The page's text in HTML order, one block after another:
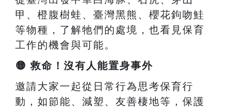
甲、橙腹樹蛙、臺灣黑熊、櫻花鉤吻鮭
等物種，了解牠們的處境，也看見保育
工作的機會與可能。
🟡 救命！沒有人能置身事外
邀請大家一起從日常行為思考保育行
動，如節能、減塑、友善棲地等，保護